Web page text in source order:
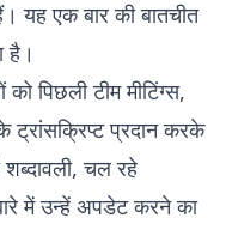
यह एक बार की बातचीत
है।
को पिछली टीम मीटिंग्स,
प्रदान करके
चल रहे
में उन्हें अपडेट करने का